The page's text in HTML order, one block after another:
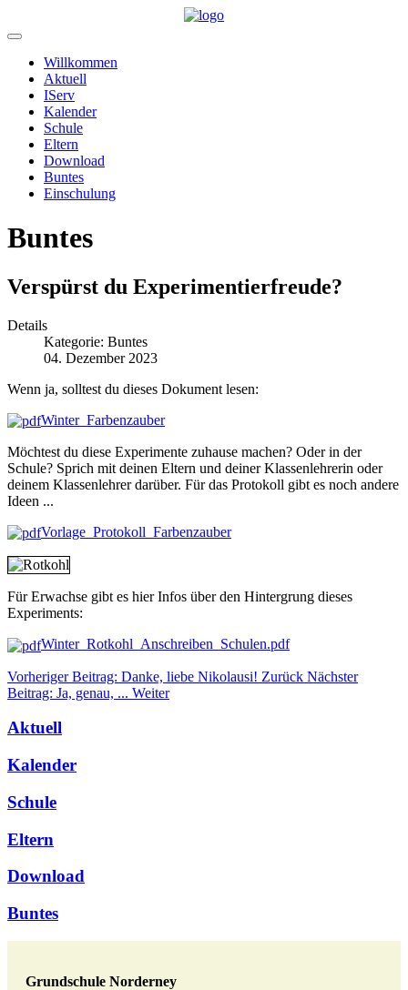
Willkommen
Aktuell
IServ
Kalender
Schule
Eltern
Download
Buntes
Einschulung
Buntes
Verspürst du Experimentierfreude?
Details
Kategorie: Buntes
04. Dezember 2023
Wenn ja, solltest du dieses Dokument lesen:
Winter_Farbenzauber
Möchtest du diese Experimente zuhause machen? Oder in der
Schule? Sprich mit deinen Eltern und deiner Klassenlehrerin oder
deinem Klassenlehrer darüber. Für das Protokoll gibt es noch andere
Ideen ...
Vorlage_Protokoll_Farbenzauber
Für Erwachse gibt es hier Infos über den Hintergrung dieses
Experiments:
Winter_Rotkohl_Anschreiben_Schulen.pdf
Vorheriger Beitrag: Danke, liebe Nikolausi! Zurück Nächster
Beitrag: Ja, genau, ... Weiter
Aktuell
Kalender
Schule
Eltern
Download
Buntes
Grundschule Norderney